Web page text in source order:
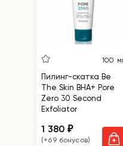
100
Пилинг-скатка Be
The Skin BHA+ Pore
Zero 30 Second
Exfoliator
1 380₽
(+69 бонусов)